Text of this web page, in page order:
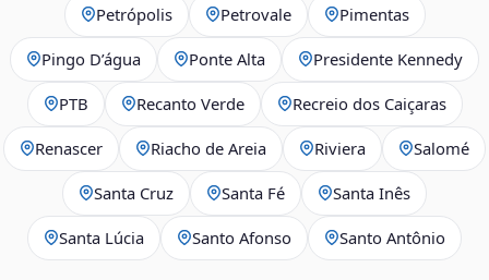
Petrópolis Petrovale Pimentas
Pingo D’água Ponte Alta Presidente Kennedy
PTB Recanto Verde Recreio dos Caiçaras
Renascer Riacho de Areia Riviera Salomé
Santa Cruz Santa Fé Santa Inês
Santa Lúcia Santo Afonso Santo Antônio